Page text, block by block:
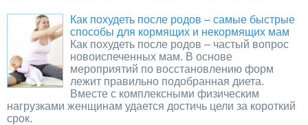
Как похудеть после родов – самые быстрые
способы для кормящих и некормящих мам
Как похудеть после родов – частый вопрос
новоиспеченных мам. В основе
мероприятий по восстановлению форм
лежит правильно подобранная диета.
Вместе с комплексными физическим
нагрузками женщинам удается достичь цели за короткий
срок.